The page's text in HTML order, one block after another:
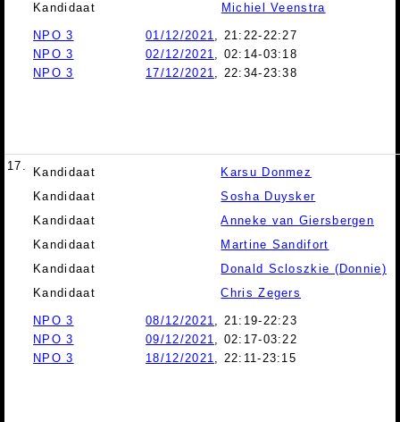
Kandidaat
Michiel Veenstra
NPO 3 01/12/2021, 21:22-22:27
NPO 3
02/12/2021, 02:14-03:18
NPO 3
17/12/2021, 22:34-23:38
17. Kandidaat
Karsu Donmez
Kandidaat
Sosha Duysker
Kandidaat
Anneke van Giersbergen
Kandidaat
Martine Sandifort
Kandidaat
Donald Scloszkie (Donnie)
Kandidaat
Chris Zegers
NPO 3 08/12/2021, 21:19-22:23
NPO 3
09/12/2021, 02:17-03:22
NPO 3
18/12/2021, 22:11-23:15